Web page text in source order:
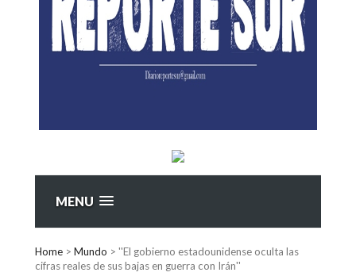
MENU
Home > Mundo > ''El gobierno estadounidense oculta las
cifras reales de sus bajas en guerra con Irán''